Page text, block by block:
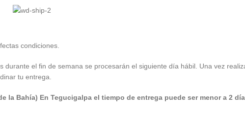
condiciones.
durante el fin de semana se procesarán el siguiente día hábil. Una vez
tu entrega.
la Bahía) En Tegucigalpa el tiempo de entrega puede ser menor a 2